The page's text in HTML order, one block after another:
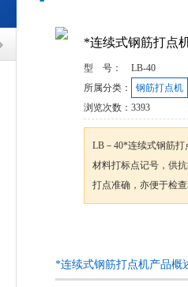
*连续式钢筋打点
型 号：
LB-40
所属分类：
钢筋打点机
浏览次数： 3393
LB－40*连续式钢筋
材料打标点记号，供
打点准确，亦便于检
*连续式钢筋打点机产品概